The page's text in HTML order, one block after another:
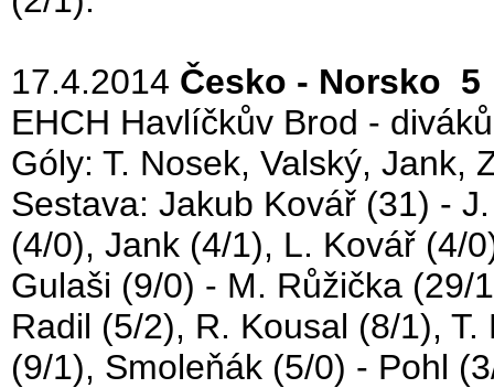
17.4.2014 Česko - Norsko 5
EHCH Havlíčkův Brod -
Góly: T. Nosek, Valský, Jank,
Sestava: Jakub Kovář (31) -
(4/0), Jank (4/1), L. Kovář (4/
Gulaši (9/0) - M. Růžička (29/
Radil (5/2), R. Kousal (8/1),
(9/1), Smoleňák (5/0) - Pohl